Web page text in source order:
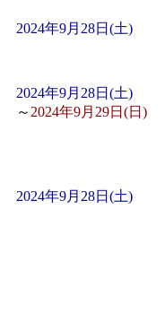
2024年9月28日(土)
2024年9月28日(土)
～ 2024年9月29日(日)
2024年9月28日(土)